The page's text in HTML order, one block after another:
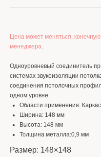
Цена может меняться,
менеджера.
Одноуровневый соединитель
системах звукоизоляции
соединения потолочных
одном уровне.
Области применения:
Ширина: 148 мм
Высота: 148 мм
Толщина металла:0,9 мм
Размер: 148×148